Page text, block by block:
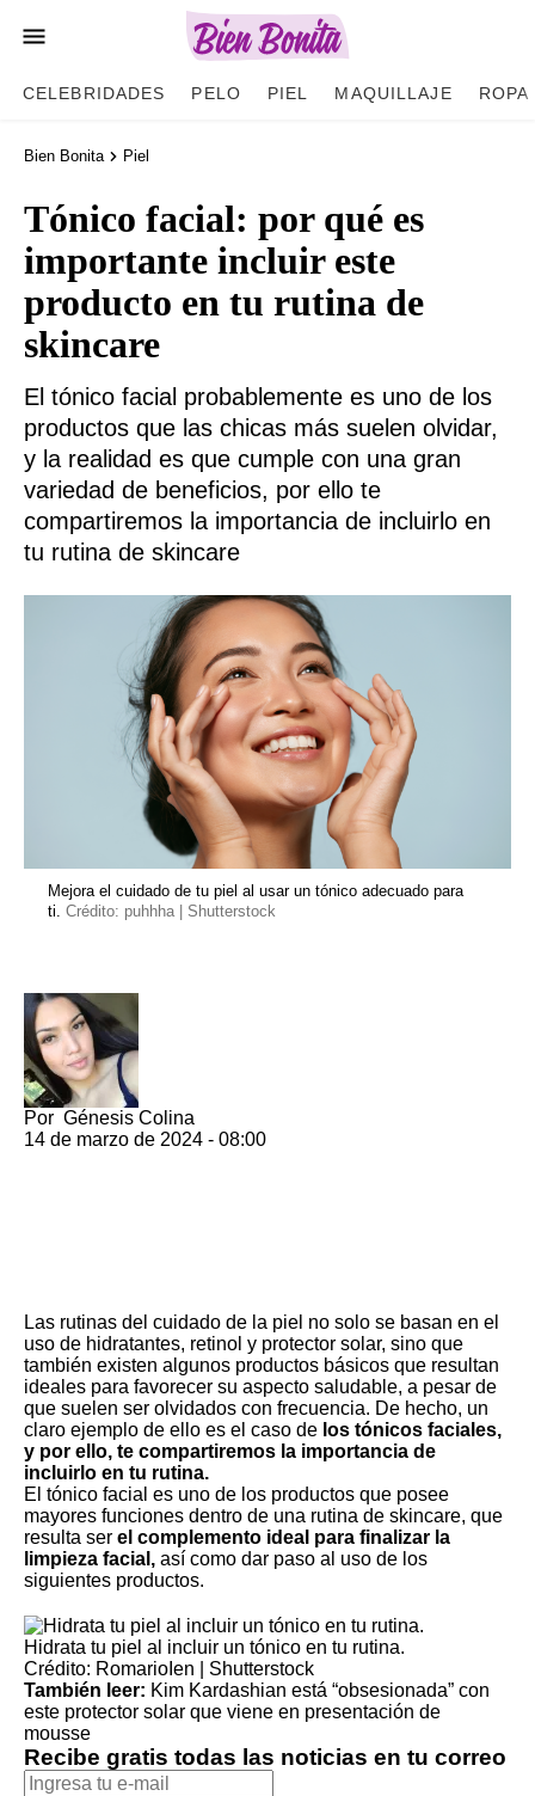
CELEBRIDADES PELO PIEL MAQUILLAJE ROPA
Bien Bonita Piel
Tónico facial: por qué es
importante incluir este
producto en tu rutina de
skincare
El tónico facial probablemente es uno de los
productos que las chicas más suelen olvidar,
y la realidad es que cumple con una gran
variedad de beneficios, por ello te
compartiremos la importancia de incluirlo en
tu rutina de skincare
Mejora el cuidado de tu piel al usar un tónico adecuado para
ti. Crédito: puhhha | Shutterstock
Por Génesis Colina
14 de marzo de 2024 - 08:00
Las rutinas del cuidado de la piel no solo se basan en el
uso de hidratantes, retinol y protector solar, sino que
también existen algunos productos básicos que resultan
ideales para favorecer su aspecto saludable, a pesar de
que suelen ser olvidados con frecuencia. De hecho, un
claro ejemplo de ello es el caso de los tónicos faciales,
y por ello, te compartiremos la importancia de
incluirlo en tu rutina.
El tónico facial es uno de los productos que posee
mayores funciones dentro de una rutina de skincare, que
resulta ser el complemento ideal para finalizar la
limpieza facial, así como dar paso al uso de los
siguientes productos.
Hidrata tu piel al incluir un tónico en tu rutina.
Crédito: RomarioIen | Shutterstock
También leer: Kim Kardashian está “obsesionada” con
este protector solar que viene en presentación de
mousse
Recibe gratis todas las noticias en tu correo